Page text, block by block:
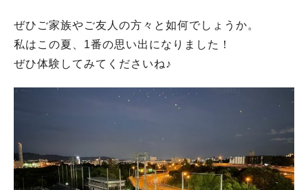
ぜひご家族やご友人の方々と如何でしょうか。
私はこの夏、1番の思い出になりました！
ぜひ体験してみてくださいね♪